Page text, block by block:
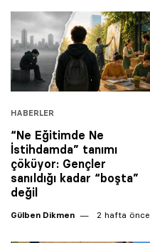
HABERLER
“Ne Eğitimde Ne
İstihdamda” tanımı
çöküyor: Gençler
sanıldığı kadar “boşta”
değil
Gülben Dikmen 2 hafta önce